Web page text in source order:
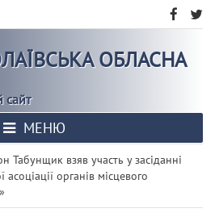
ОБЛАСНА
сайт
МЕНЮ
Табунщик взяв участь у засіданні
органів місцевого